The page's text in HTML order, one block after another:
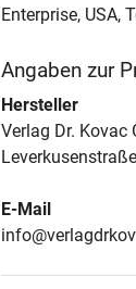
Enterprise, USA,
Angaben zur
Hersteller
Verlag Dr. Kovac
E-Mail